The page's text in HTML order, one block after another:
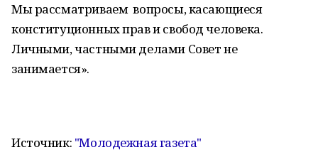
Мы рассматриваем вопросы, касающиеся
конституционных прав и свобод человека.
Личными, частными делами Совет не
занимается».
Источник: "Молодежная газета"